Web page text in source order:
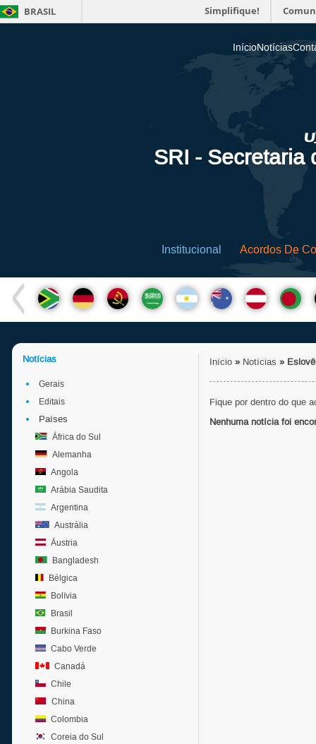
BRASIL Simplifique!
InícioNotícias
SRI - Secretaria
Institucional Acordos De
Notícias
Gerais
Editais
Países
África do Sul
Alemanha
Angola
Arábia Saudita
Argentina
Austrália
Áustria
Bangladesh
Bélgica
Bolívia
Brasil
Burkina Faso
Cabo Verde
Canadá
Chile
China
Colombia
Coreia do Sul
Início »Notícias »
Fique por dentro do que
Nenhuma notícia foi